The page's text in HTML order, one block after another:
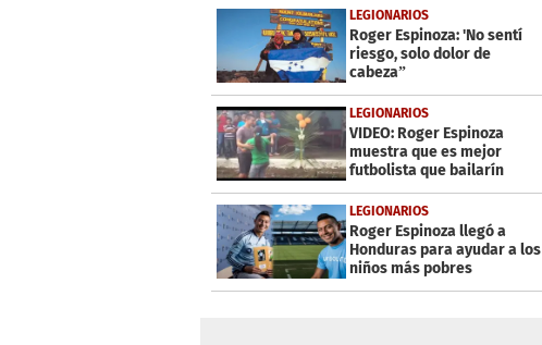
1
minute,
2
secondsVolume
0%
LEGIONARIOS
Roger Espinoza: 'No sentí
riesgo, solo dolor de
cabeza”
LEGIONARIOS
VIDEO: Roger Espinoza
muestra que es mejor
futbolista que bailarín
LEGIONARIOS
Roger Espinoza llegó a
Honduras para ayudar a los
niños más pobres